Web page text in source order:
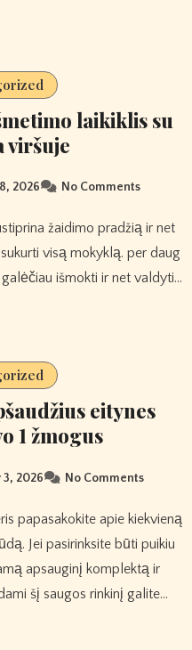
laikiklis su
viršuje
2026 No Comments
visą mokyklą. per daug
išmokti ir net valdyti…
eitynes
1 žmogus
3, 2026 No Comments
Jei pasirinksite būti puikiu
apsauginį komplektą ir
šį saugos rinkinį galite…